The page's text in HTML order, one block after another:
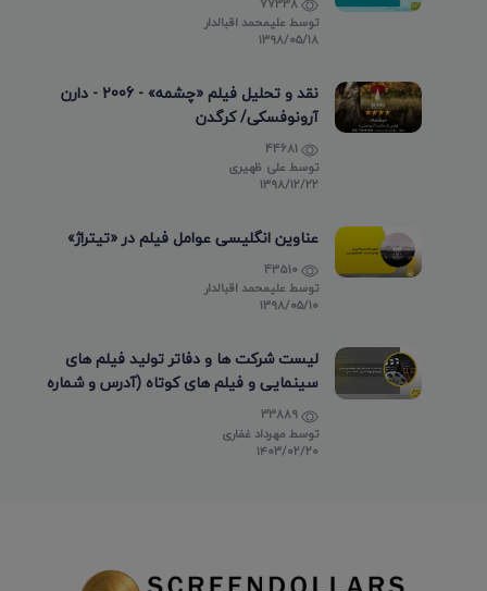
توسطعلیمحمد اقبالدار
۱۳۹۸/۰۵/۱۸
نقد و تحلیل فیلم «چشمه» - 2006 - دارن
آرونوفسکی/ کرگدن
توسطعلی ظهیری
۱۳۹۸/۱۲/۲۲
عناوین انگلیسی عوامل فیلم در «تیتراژ»
توسطعلیمحمد اقبالدار
۱۳۹۸/۰۵/۱۰
لیست شرکت ها و دفاتر تولید فیلم های
سینمایی و فیلم های کوتاه (آدرس و شماره
تماس)
توسط مهرداد غفاری
۱۴۰۳/۰۲/۲۰